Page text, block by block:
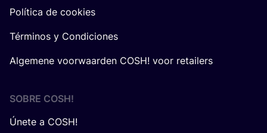
Política de cookies
Términos y Condiciones
Algemene voorwaarden COSH! voor retailers
SOBRE COSH!
Únete a COSH!